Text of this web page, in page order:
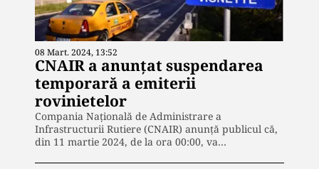
08 Mart. 2024, 13:52
CNAIR a anunțat suspendarea
temporară a emiterii
rovinietelor
Compania Națională de Administrare a
Infrastructurii Rutiere (CNAIR) anunță publicul că,
din 11 martie 2024, de la ora 00:00, va…